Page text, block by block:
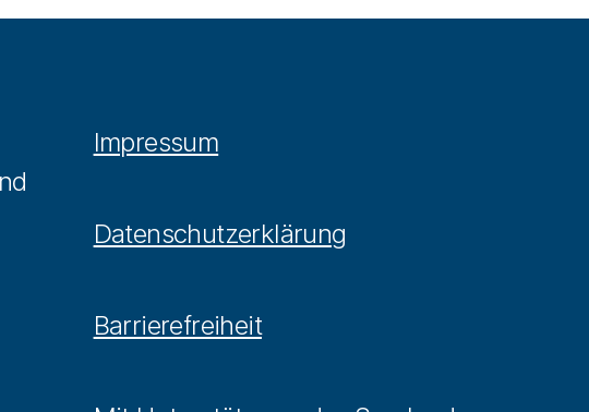
Impressum
Datenschutzerklärung
Barrierefreiheit